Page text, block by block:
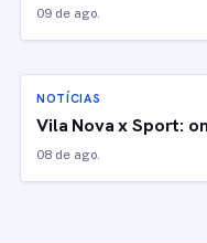
09 de ago.
NOTÍCIAS
Vila Nova x Sport:
08 de ago.